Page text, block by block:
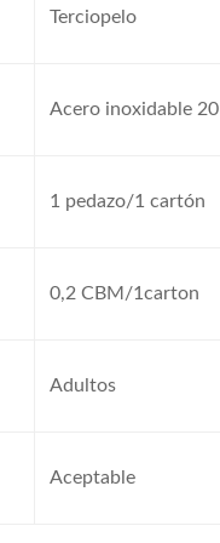
Terciopelo
Acero inoxidable
1 pedazo/1 cartón
0,2 CBM/1carton
Adultos
Aceptable